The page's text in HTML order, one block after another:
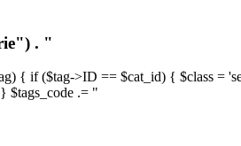
. "
{ if ($tag->ID == $cat_id) { $class =
.= "